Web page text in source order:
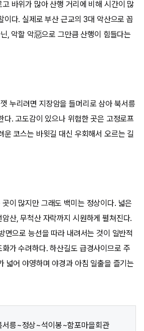
바위가 많아 산행 거리에 비해 시간이 많
이다. 실제로 부산 근교의 3대 악산으로 꼽
, 악할 악惡으로 그만큼 산행이 힘들다는
누리려면 지장암을 들머리로 삼아 북서릉
다. 고도감이 있으나 위험한 곳은 고정로프
운 코스는 바윗길 대신 우회해서 오르는 길
이 많지만 그래도 백미는 정상이다. 넓은
산, 무척산 자락까지 시원하게 펼쳐진다.
으로 능선을 따라 내려서는 것이 일반적
가 수려하다. 하산길도 급경사이므로 주
넓어 야영하며 야경과 아침 일출을 즐기는
서릉~정상~석이봉~함포마을회관